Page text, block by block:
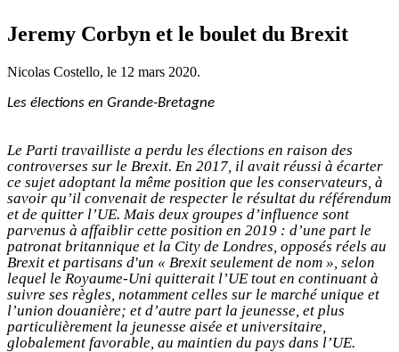
Jeremy Corbyn et le boulet du Brexit
Nicolas Costello, le 12 mars 2020.
Les élections en Grande-Bretagne
Le Parti travailliste a perdu les élections en raison des
controverses sur le Brexit. En 2017, il avait réussi à écarter
ce sujet adoptant la même position que les conservateurs, à
savoir qu’il convenait de respecter le résultat du référendum
et de quitter l’UE. Mais deux groupes d’influence sont
parvenus à affaiblir cette position en 2019 : d’une part le
patronat britannique et la City de Londres, opposés réels au
Brexit et partisans d'un « Brexit seulement de nom », selon
lequel le Royaume-Uni quitterait l’UE tout en continuant à
suivre ses règles, notamment celles sur le marché unique et
l’union douanière; et d’autre part la jeunesse, et plus
particulièrement la jeunesse aisée et universitaire,
globalement favorable, au maintien du pays dans l’UE.